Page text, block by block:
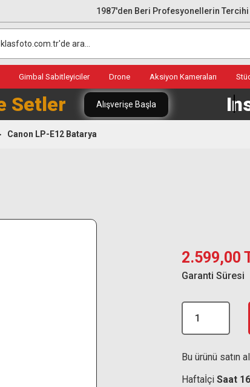
1987'den Beri Profesyonellerin Tercihi
Gimbal Sabitleyiciler Drone Aksiyon Kameraları
Setler Alışverişe Başla
Canon LP-E12 Batarya
2.599,00
Garanti Süresi
Bu ürünü satın
Haftaİçi Saat